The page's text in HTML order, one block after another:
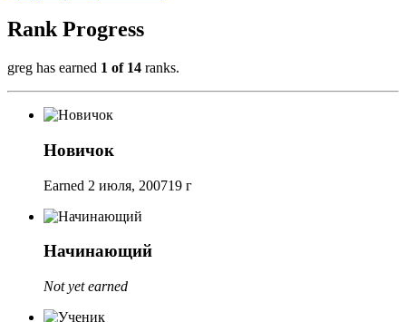
Rank Progress
greg has earned 1 of 14 ranks.
Новичок
Earned 2 июля, 200719 г
Начинающий
Not yet earned